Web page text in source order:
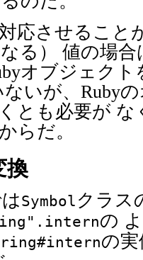
応させること
る） 値の場
オブジェク
いが、Ruby
とも必要が
らだ。
換
Symbol クラス
の
の